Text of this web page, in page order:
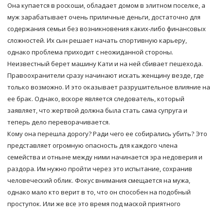
Она купается в роскоши, обладает домом в элитном поселке, а
муж зарабатывает очень приличные деньги, достаточно для
содержания семьи без возникновения каких-либо финансовых
сложностей. Их сын решает начать спортивную карьеру,
однако проблема приходит с неожиданной стороны.
Неизвестный берет машину Кати и на ней сбивает пешехода.
Правоохранители сразу начинают искать женщину везде, где
только возможно. И это оказывает разрушительное влияние на
ее брак. Однако, вскоре является следователь, который
заявляет, что жертвой должна была стать сама супруга и
теперь дело переворачивается.
Кому она перешла дорогу? Ради чего ее собирались убить? Это
представляет огромную опасность для каждого члена
семейства и отныне между ними начинается эра недоверия и
раздора. Им нужно пройти через это испытание, сохранив
человеческий облик. Фокус внимания смещается на мужа,
однако мало кто верит в то, что он способен на подобный
проступок. Или же все это время под маской приятного